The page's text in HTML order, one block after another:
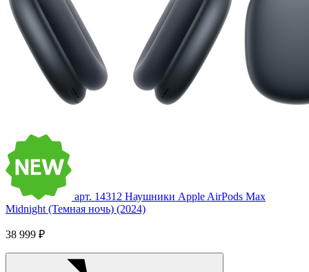
арт. 14312 Наушники Apple AirPods Max
Midnight (Темная ночь) (2024)
38 999 ₽